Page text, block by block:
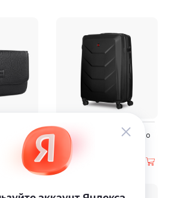
Чемодан Wenger Prymo
20 130